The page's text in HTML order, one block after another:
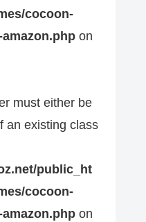
cocoon-
on
must either be
an existing class
public_ht
cocoon-
on